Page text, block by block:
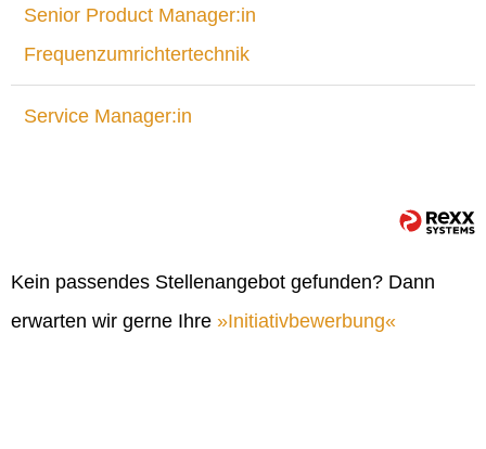
Senior Product Manager:in
Frequenzumrichtertechnik
Service Manager:in
Kein passendes Stellenangebot gefunden? Dann
erwarten wir gerne Ihre
Initiativbewerbung